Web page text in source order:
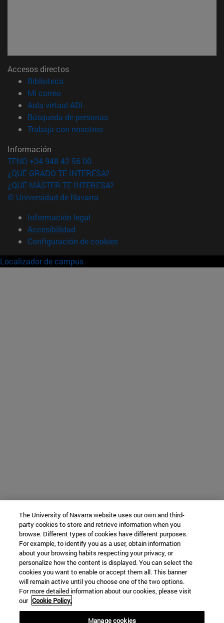
Accesos directos
Biblioteca
Mi correo(abre en nueva ventana)
Aula virtual ADI
Búsqueda de personas(abre en nueva ventana)
Trabaja con nosotros(abre en nueva ventana)
Información
TFNO +34 948 42 56 00
¿QUÉ GRADO TE INTERESA?
¿QUÉ MÁSTER TE INTERESA?
© Universidad de Navarra
Información legal
Accesibilidad
Configuración de cookies
Localizador de campus
The University of Navarra website uses our own and third-
party cookies to store and retrieve information when you
browse. Different types of cookies have different purposes.
For example, to identify you as a user, obtain information
about your browsing habits respecting your privacy, or
personalize how the content is displayed. You can select the
cookies you want to enable or accept them all. This banner
will remain active until you choose one of the two options.
For more detailed information about our cookies, please visit
our Cookie Policy.
Manage cookies